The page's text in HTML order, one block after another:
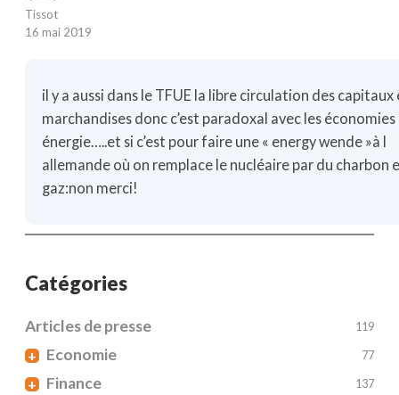
Tissot
16 mai 2019
il y a aussi dans le TFUE la libre circulation des capitaux
marchandises donc c’est paradoxal avec les économies
énergie…..et si c’est pour faire une « energy wende »à l
allemande où on remplace le nucléaire par du charbon
gaz:non merci!
Catégories
Articles de presse 119
+ Economie 77
+ Finance 137